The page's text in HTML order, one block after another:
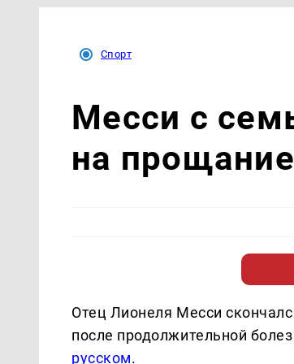
Спорт
Месси с
на
Отец Лионеля Месси
после продолжительной
русском.